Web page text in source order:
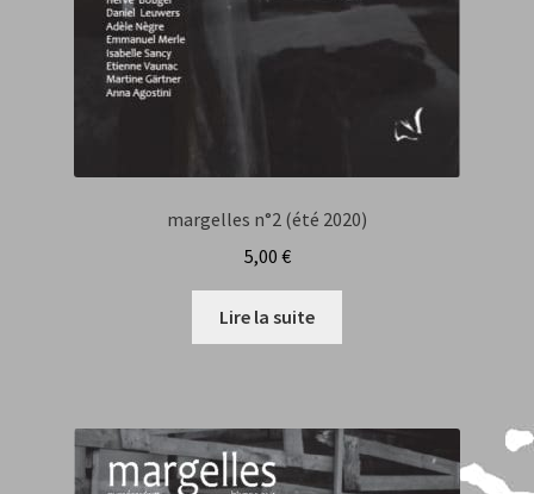
margelles n°2 (été 2020)
5,00 €
Lire la suite